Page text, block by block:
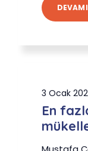
3 Ocak
En